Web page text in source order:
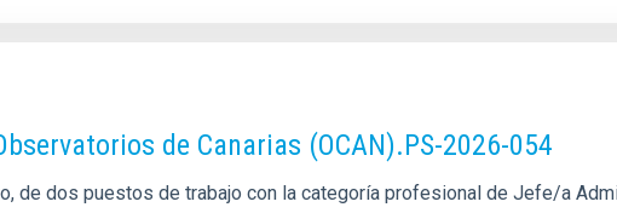
de Canarias (OCAN).PS-2026-054
de dos puestos de trabajo con la categoría profesional de Jefe/a